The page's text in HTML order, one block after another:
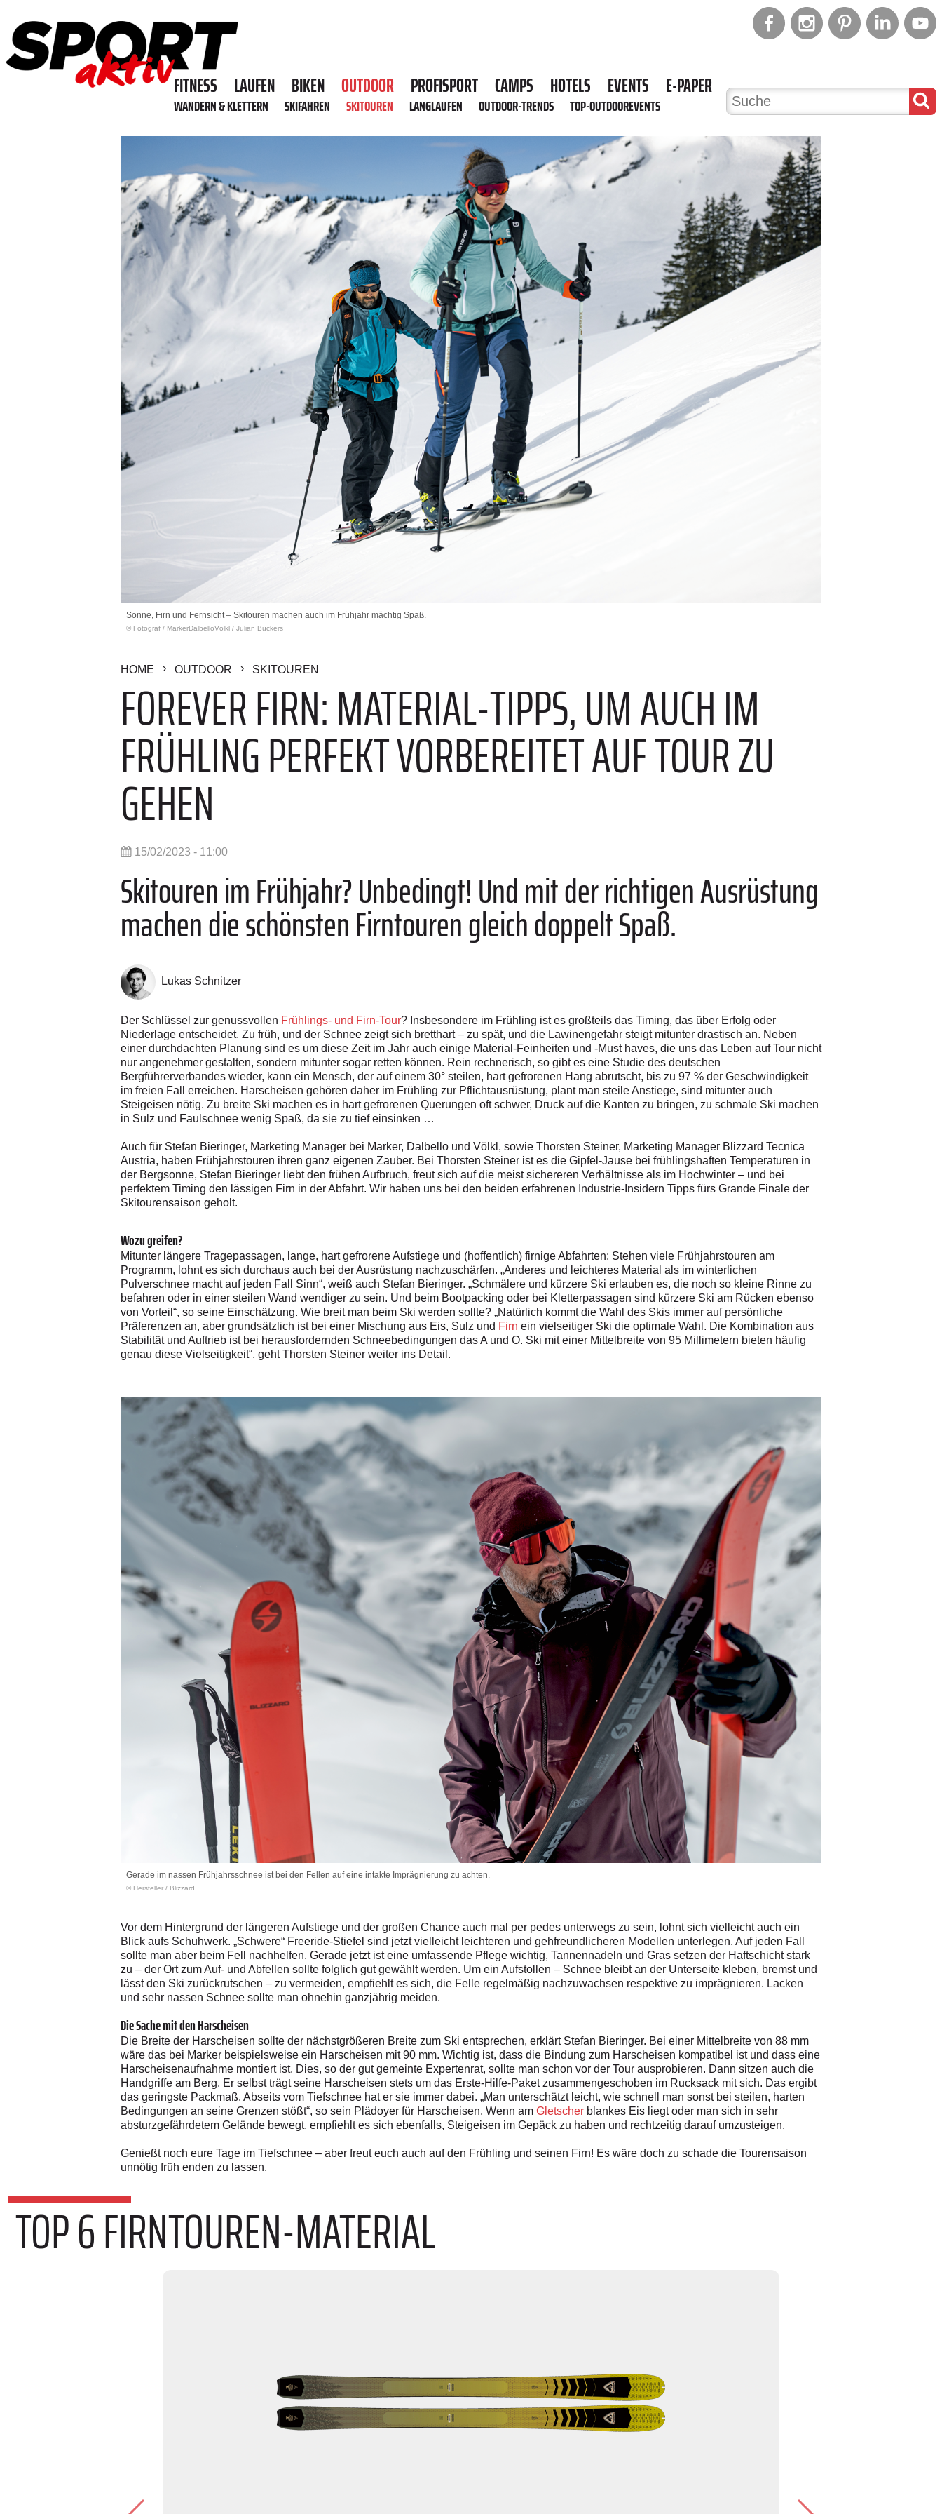
FITNESS LAUFEN BIKEN OUTDOOR PROFISPORT CAMPS HOTELS EVENTS E-PAPER
WANDERN & KLETTERN SKIFAHREN SKITOUREN LANGLAUFEN OUTDOOR-TRENDS TOP-OUTDOOREVENTS
Sonne, Firn und Fernsicht – Skitouren machen auch im Frühjahr mächtig Spaß.
© Fotograf / MarkerDalbelloVölkl / Julian Bückers
HOME OUTDOOR SKITOUREN
FOREVER FIRN: MATERIAL-TIPPS, UM AUCH IM
FRÜHLING PERFEKT VORBEREITET AUF TOUR ZU
GEHEN
15/02/2023 - 11:00
Skitouren im Frühjahr? Unbedingt! Und mit der richtigen Ausrüstung
machen die schönsten Firntouren gleich doppelt Spaß.
Lukas Schnitzer
Der Schlüssel zur genussvollen Frühlings- und Firn-Tour? Insbesondere im Frühling ist es großteils das Timing, das über Erfolg oder
Niederlage entscheidet. Zu früh, und der Schnee zeigt sich bretthart – zu spät, und die Lawinengefahr steigt mitunter drastisch an. Neben
einer durchdachten Planung sind es um diese Zeit im Jahr auch einige Material-Feinheiten und -Must haves, die uns das Leben auf Tour nicht
nur angenehmer gestalten, sondern mitunter sogar retten können. Rein rechnerisch, so gibt es eine Studie des deutschen
Bergführerverbandes wieder, kann ein Mensch, der auf einem 30° steilen, hart gefrorenen Hang abrutscht, bis zu 97 % der Geschwindigkeit
im freien Fall erreichen. Harscheisen gehören daher im Frühling zur Pflichtausrüstung, plant man steile Anstiege, sind mitunter auch
Steigeisen nötig. Zu breite Ski machen es in hart gefrorenen Querungen oft schwer, Druck auf die Kanten zu bringen, zu schmale Ski machen
in Sulz und Faulschnee wenig Spaß, da sie zu tief einsinken …
Auch für Stefan Bieringer, Marketing Manager bei Marker, Dalbello und Völkl, sowie Thorsten Steiner, Marketing Manager Blizzard Tecnica
Austria, haben Frühjahrstouren ihren ganz eigenen Zauber. Bei Thorsten Steiner ist es die Gipfel-Jause bei frühlingshaften Temperaturen in
der Bergsonne, Stefan Bieringer liebt den frühen Aufbruch, freut sich auf die meist sichereren Verhältnisse als im Hochwinter – und bei
perfektem Timing den lässigen Firn in der Abfahrt. Wir haben uns bei den beiden erfahrenen Industrie-Insidern Tipps fürs Grande Finale der
Skitourensaison geholt.
Wozu greifen?
Mitunter längere Tragepassagen, lange, hart gefrorene Aufstiege und (hoffentlich) firnige Abfahrten: Stehen viele Frühjahrstouren am
Programm, lohnt es sich durchaus auch bei der Ausrüstung nachzuschärfen. „Anderes und leichteres Material als im winterlichen
Pulverschnee macht auf jeden Fall Sinn“, weiß auch Stefan Bieringer. „Schmälere und kürzere Ski erlauben es, die noch so kleine Rinne zu
befahren oder in einer steilen Wand wendiger zu sein. Und beim Bootpacking oder bei Kletterpassagen sind kürzere Ski am Rücken ebenso
von Vorteil“, so seine Einschätzung. Wie breit man beim Ski werden sollte? „Natürlich kommt die Wahl des Skis immer auf persönliche
Präferenzen an, aber grundsätzlich ist bei einer Mischung aus Eis, Sulz und Firn ein vielseitiger Ski die optimale Wahl. Die Kombination aus
Stabilität und Auftrieb ist bei herausfordernden Schneebedingungen das A und O. Ski mit einer Mittelbreite von 95 Millimetern bieten häufig
genau diese Vielseitigkeit“, geht Thorsten Steiner weiter ins Detail.
Gerade im nassen Frühjahrsschnee ist bei den Fellen auf eine intakte Imprägnierung zu achten.
© Hersteller / Blizzard
Vor dem Hintergrund der längeren Aufstiege und der großen Chance auch mal per pedes unterwegs zu sein, lohnt sich vielleicht auch ein
Blick aufs Schuhwerk. „Schwere“ Freeride-Stiefel sind jetzt vielleicht leichteren und gehfreundlicheren Modellen unterlegen. Auf jeden Fall
sollte man aber beim Fell nachhelfen. Gerade jetzt ist eine umfassende Pflege wichtig, Tannennadeln und Gras setzen der Haftschicht stark
zu – der Ort zum Auf- und Abfellen sollte folglich gut gewählt werden. Um ein Aufstollen – Schnee bleibt an der Unterseite kleben, bremst und
lässt den Ski zurückrutschen – zu vermeiden, empfiehlt es sich, die Felle regelmäßig nachzuwachsen respektive zu imprägnieren. Lacken
und sehr nassen Schnee sollte man ohnehin ganzjährig meiden.
Die Sache mit den Harscheisen
Die Breite der Harscheisen sollte der nächstgrößeren Breite zum Ski entsprechen, erklärt Stefan Bieringer. Bei einer Mittelbreite von 88 mm
wäre das bei Marker beispielsweise ein Harscheisen mit 90 mm. Wichtig ist, dass die Bindung zum Harscheisen kompatibel ist und dass eine
Harscheisenaufnahme montiert ist. Dies, so der gut gemeinte Expertenrat, sollte man schon vor der Tour ausprobieren. Dann sitzen auch die
Handgriffe am Berg. Er selbst trägt seine Harsch­eisen stets um das Erste-Hilfe-Paket zusammengeschoben im Rucksack mit sich. Das ergibt
das geringste Packmaß. Abseits vom Tiefschnee hat er sie immer dabei. „Man unterschätzt leicht, wie schnell man sonst bei steilen, harten
Bedingungen an seine Grenzen stößt“, so sein Plädoyer für Harsch­eisen. Wenn am Gletscher blankes Eis liegt oder man sich in sehr
absturzgefährdetem Gelände bewegt, empfiehlt es sich ebenfalls, Steigeisen im Gepäck zu haben und rechtzeitig darauf umzusteigen.
Genießt noch eure Tage im Tiefschnee – aber freut euch auch auf den Frühling und seinen Firn! Es wäre doch zu schade die Tourensaison
unnötig früh enden zu lassen.
TOP 6 FIRNTOUREN-MATERIAL